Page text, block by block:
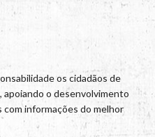
os cidadãos de
apoiando o desenvolvimento
informações do melhor